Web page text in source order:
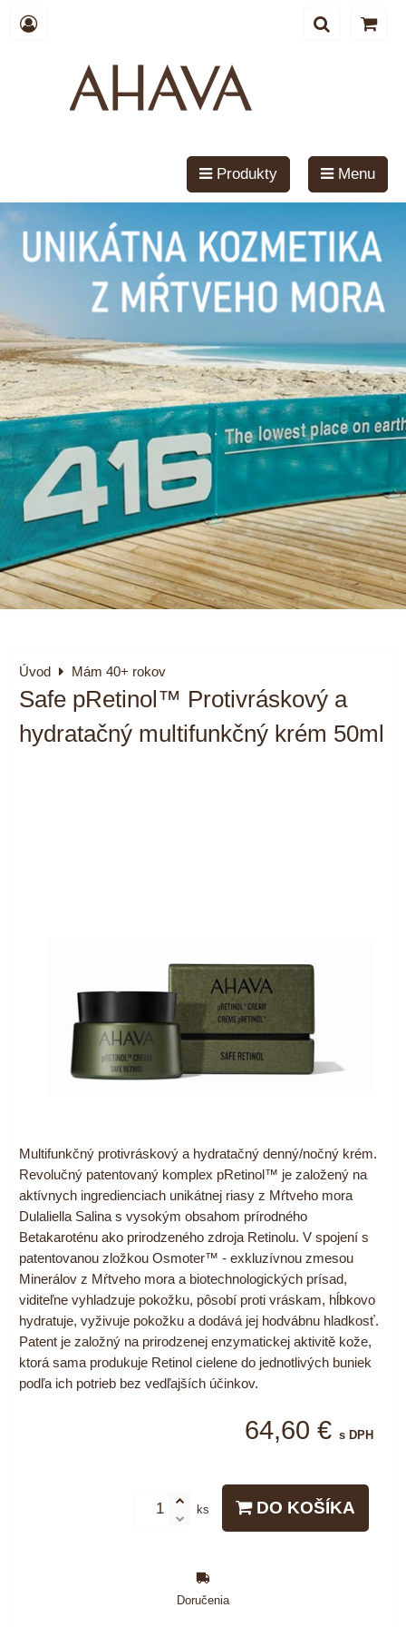
Produkty Menu
Úvod Mám 40+ rokov
Safe pRetinol™ Protivráskový a
hydratačný multifunkčný krém 50ml
Multifunkčný protivráskový a hydratačný denný/nočný krém.
Revolučný patentovaný komplex pRetinol™ je založený na
aktívnych ingredienciach unikátnej riasy z Mŕtveho mora
Dulaliella Salina s vysokým obsahom prírodného
Betakaroténu ako prirodzeného zdroja Retinolu. V spojení s
patentovanou zložkou Osmoter™ - exkluzívnou zmesou
Minerálov z Mŕtveho mora a biotechnologických prísad,
viditeľne vyhladzuje pokožku, pôsobí proti vráskam, hĺbkovo
hydratuje, vyživuje pokožku a dodává jej hodvábnu hladkosť.
Patent je založný na prirodzenej enzymatickej aktivitě kože,
ktorá sama produkuje Retinol cielene do jednotlivých buniek
podľa ich potrieb bez vedľajších účinkov.
64,60 € s DPH
ks DO KOŠÍKA
Doručenia